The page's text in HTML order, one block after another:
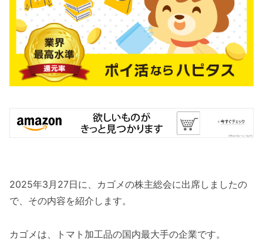
2025年3月27日に、カゴメの株主総会に出席しましたの
で、その内容を紹介します。
カゴメは、トマト加工品の国内最大手の企業です。